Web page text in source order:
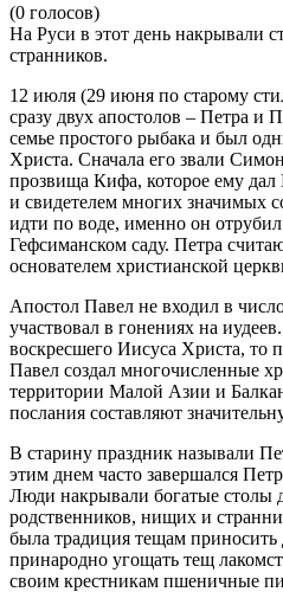
(0 голосов)
На Руси в этот день накрывали
странников.
12 июля (29 июня по старому
сразу двух апостолов – Петра и
семье простого рыбака и был
Христа. Сначала его звали
прозвища Кифа, которое ему
и свидетелем многих значимых
идти по воде, именно он
Гефсиманском саду. Петра
основателем христианской
Апостол Павел не входил в
участвовал в гонениях на
воскресшего Иисуса Христа, то
Павел создал многочисленные
территории Малой Азии и
послания составляют
В старину праздник называли
этим днем часто завершался
Люди накрывали богатые столы
родственников, нищих и
была традиция тещам приносить
принародно угощать тещ
своим крестникам пшеничные